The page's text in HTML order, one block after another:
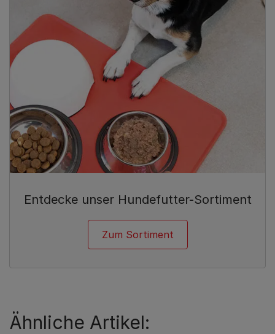
Entdecke unser Hundefutter-Sortiment
Zum Sortiment
Ähnliche Artikel: